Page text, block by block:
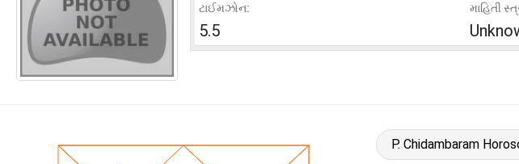
ટાઈમઝોન:
5.5
માહિતી
P. Chidambaram